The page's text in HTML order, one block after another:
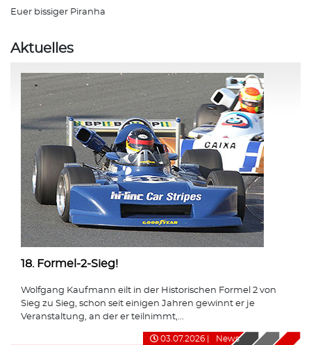
Euer bissiger Piranha
Aktuelles
18. Formel-2-Sieg!
Wolfgang Kaufmann eilt in der Historischen Formel 2 von
Sieg zu Sieg, schon seit einigen Jahren gewinnt er je
Veranstaltung, an der er teilnimmt,...
03.07.2026 News